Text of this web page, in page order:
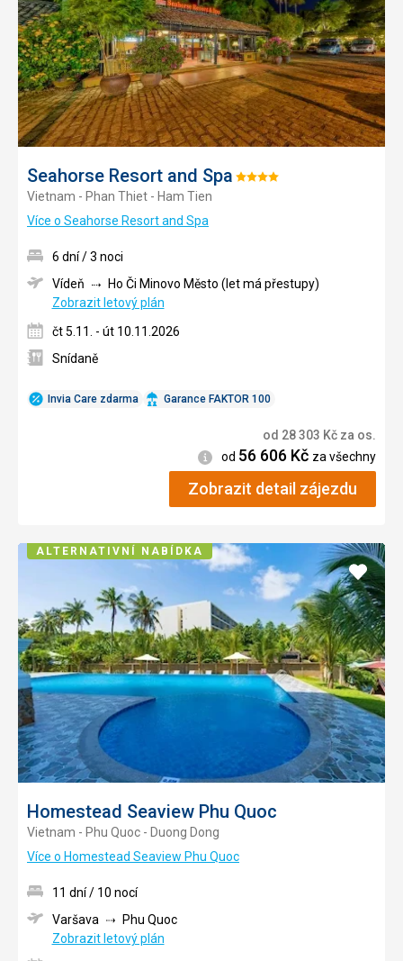
Seahorse Resort and Spa Hodnocení:
Vietnam - Phan Thiet - Ham Tien
Více o Seahorse Resort and Spa
Invia Care zdarma Garance FAKTOR 100
6 dní / 3 noci
Vídeň
Ho Či Minovo Město (let má přestupy)
Zobrazit letový plán
čt 5.11. - út 10.11.2026
Snídaně
od 28 303 Kč za os.
Informace
od 56 606 Kč za všechny
Zobrazit detail zájezdu
Homestead Seaview Phu Quoc
Vietnam - Phu Quoc - Duong Dong
Více o Homestead Seaview Phu Quoc
Přidat
do
11 dní / 10 nocí
Varšava
Phu Quoc
Zobrazit letový plán
ALTERNATIVNÍ NABÍDKA